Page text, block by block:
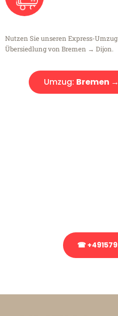
Nutzen Sie unseren Express-
Übersiedlung von Bremen → Dijon.
Umzug: Bremen
☎